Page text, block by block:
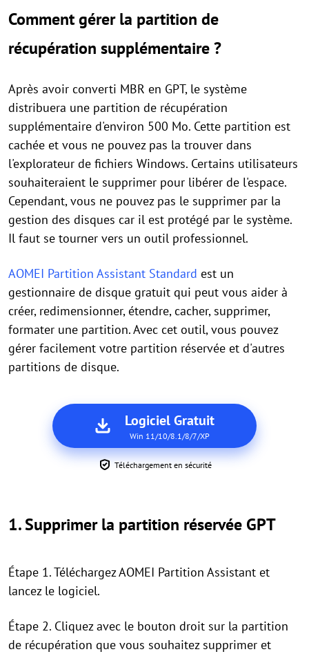
Comment gérer la partition de
récupération supplémentaire ?
Après avoir converti MBR en GPT, le système
distribuera une partition de récupération
supplémentaire d'environ 500 Mo. Cette partition est
cachée et vous ne pouvez pas la trouver dans
l'explorateur de fichiers Windows. Certains utilisateurs
souhaiteraient le supprimer pour libérer de l'espace.
Cependant, vous ne pouvez pas le supprimer par la
gestion des disques car il est protégé par le système.
Il faut se tourner vers un outil professionnel.
AOMEI Partition Assistant Standard est un
gestionnaire de disque gratuit qui peut vous aider à
créer, redimensionner, étendre, cacher, supprimer,
formater une partition. Avec cet outil, vous pouvez
gérer facilement votre partition réservée et d'autres
partitions de disque.
Logiciel Gratuit
Win 11/10/8.1/8/7/XP
Téléchargement en sécurité
1. Supprimer la partition réservée GPT
Étape 1. Téléchargez AOMEI Partition Assistant et
lancez le logiciel.
Étape 2. Cliquez avec le bouton droit sur la partition
de récupération que vous souhaitez supprimer et